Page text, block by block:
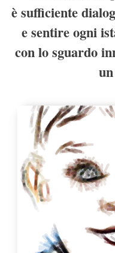
è sufficiente
e sentire ogni
con lo sguardo